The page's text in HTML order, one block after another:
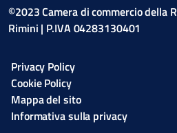
©2023 Camera di commercio della
Rimini | P.IVA 04283130401
Privacy Policy
Cookie Policy
Mappa del sito
Informativa sulla privacy